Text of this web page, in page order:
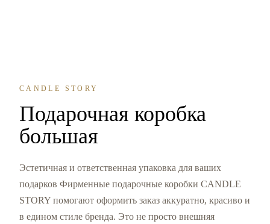
CANDLE STORY
Подарочная коробка
большая
Эстетичная и ответственная упаковка для ваших
подарков Фирменные подарочные коробки CANDLE
STORY помогают оформить заказ аккуратно, красиво и
в едином стиле бренда. Это не просто внешняя